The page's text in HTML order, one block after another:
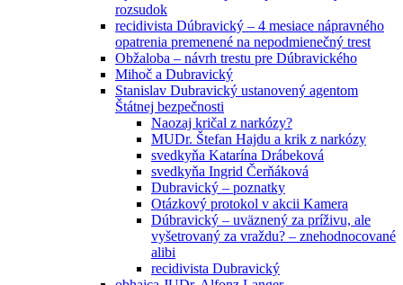
rozsudok
recidivista Dúbravický – 4 mesiace nápravného
opatrenia premenené na nepodmienečný trest
Obžaloba – návrh trestu pre Dúbravického
Mihoč a Dubravický
Stanislav Dubravický ustanovený agentom
Štátnej bezpečnosti
Naozaj kričal z narkózy?
MUDr. Štefan Hajdu a krik z narkózy
svedkyňa Katarína Drábeková
svedkyňa Ingrid Čerňáková
Dubravický – poznatky
Otázkový protokol v akcii Kamera
Dúbravický – uväznený za príživu, ale
vyšetrovaný za vraždu? – znehodnocované
alibi
recidivista Dubravický